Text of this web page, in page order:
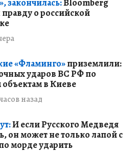
закончилась:Bloomberg
правду о российской
«Фламинго»приземлили:
ударов ВС РФ по
в Киеве
назад
И если Русского Медведя
он может не только лапой с
морде ударить